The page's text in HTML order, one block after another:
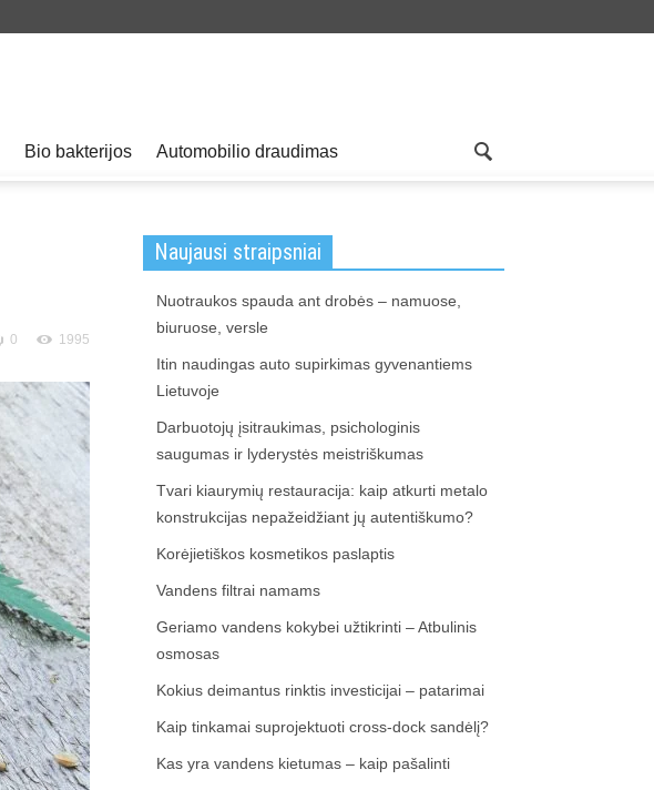
Bio bakterijos Automobilio draudimas
0 1995
Naujausi straipsniai
Nuotraukos spauda ant drobės – namuose,
biuruose, versle
Itin naudingas auto supirkimas gyvenantiems
Lietuvoje
Darbuotojų įsitraukimas, psichologinis
saugumas ir lyderystės meistriškumas
Tvari kiaurymių restauracija: kaip atkurti metalo
konstrukcijas nepažeidžiant jų autentiškumo?
Korėjietiškos kosmetikos paslaptis
Vandens filtrai namams
Geriamo vandens kokybei užtikrinti – Atbulinis
osmosas
Kokius deimantus rinktis investicijai – patarimai
Kaip tinkamai suprojektuoti cross-dock sandėlį?
Kas yra vandens kietumas – kaip pašalinti